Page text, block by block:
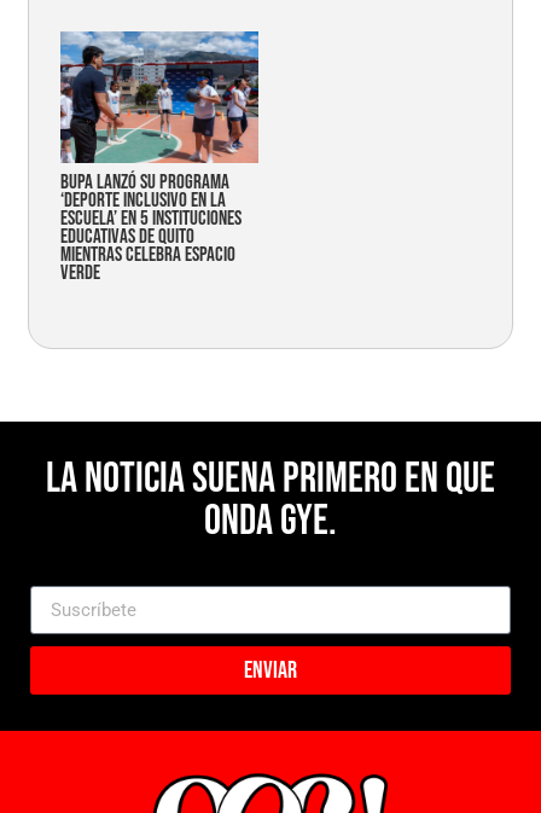
Bupa lanzó su programa
‘Deporte Inclusivo en la
Escuela’ en 5 instituciones
educativas de Quito
mientras celebra espacio
verde
La noticia suena primero en Que
Onda Gye.
Enviar